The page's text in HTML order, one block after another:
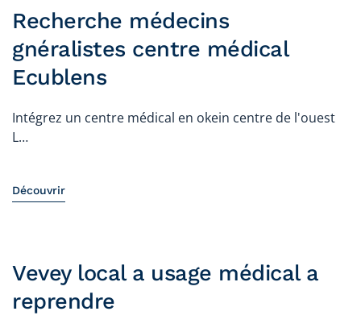
Recherche médecins
gnéralistes centre médical
Ecublens
Intégrez un centre médical en okein centre de l'ouest
L…
Découvrir
Vevey local a usage médical a
reprendre